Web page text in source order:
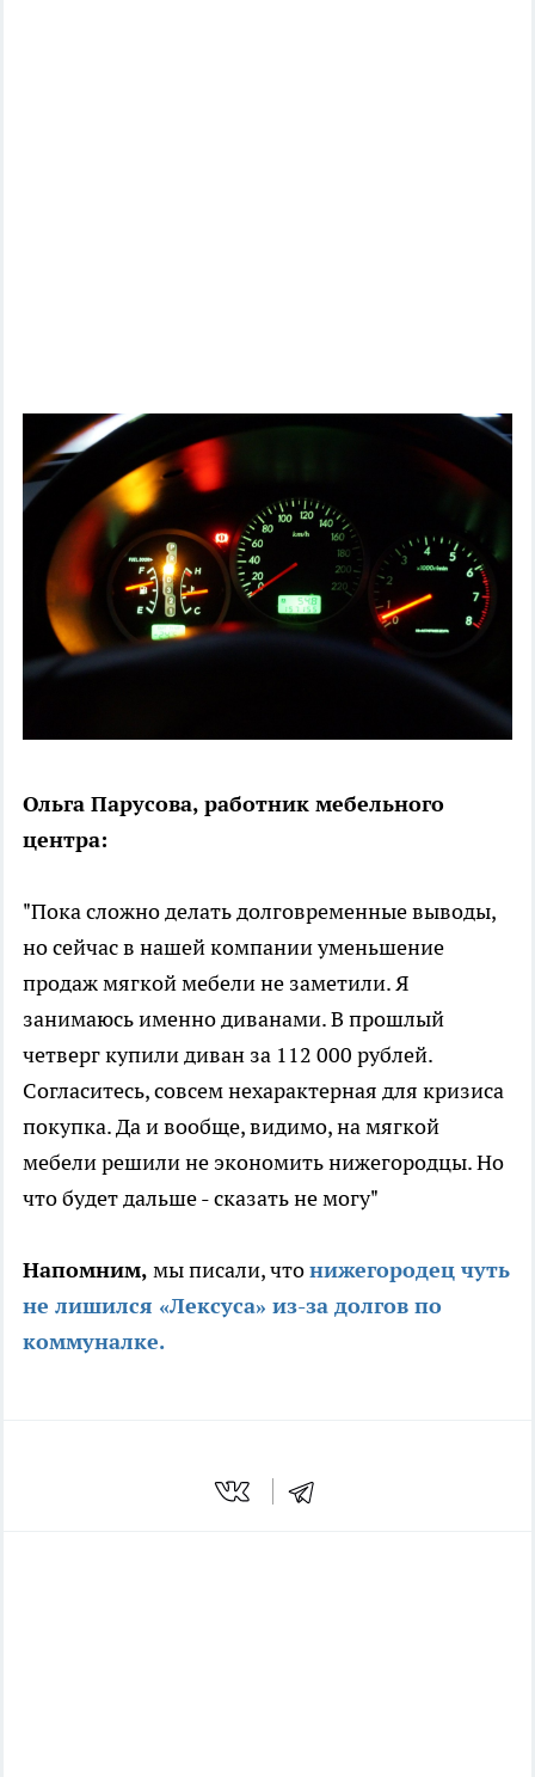
Ольга Парусова, работник мебельного
центра:
"Пока сложно делать долговременные выводы,
но сейчас в нашей компании уменьшение
продаж мягкой мебели не заметили. Я
занимаюсь именно диванами. В прошлый
четверг купили диван за 112 000 рублей.
Согласитесь, совсем нехарактерная для кризиса
покупка. Да и вообще, видимо, на мягкой
мебели решили не экономить нижегородцы. Но
что будет дальше - сказать не могу"
Напомним, мы писали, чтонижегородец чуть
не лишился «Лексуса» из-за долгов по
коммуналке.